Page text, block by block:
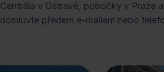
Centrála v Ostravě, pobočky v Praze
domluvte předem e-mailem nebo